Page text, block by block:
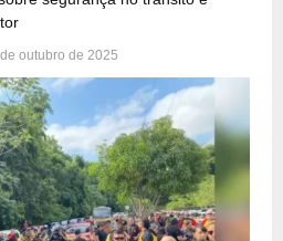
outubro de 2025